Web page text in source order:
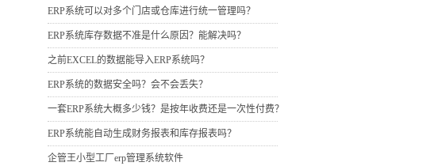
ERP系统可以对多个门店或仓库进行统一管理吗？
ERP系统库存数据不准是什么原因？能解决吗？
之前EXCEL的数据能导入ERP系统吗？
ERP系统的数据安全吗？会不会丢失？
一套ERP系统大概多少钱？是按年收费还是一次性付费？
ERP系统能自动生成财务报表和库存报表吗？
企管王小型工厂erp管理系统软件